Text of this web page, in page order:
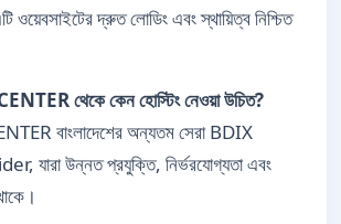
ওয়েবসাইটের দ্রুত লোডিং এবং স্থায়িত্ব নিশ্চিত
থেকে কেন হোস্টিং নেওয়া উচিত?
বাংলাদেশের অন্যতম সেরা BDIX
যারা উন্নত প্রযুক্তি, নির্ভরযোগ্যতা এবং